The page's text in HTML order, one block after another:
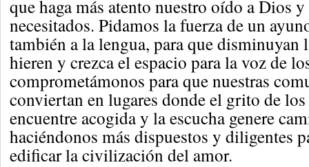
que haga más atento nuestro oído a Dios
necesitados. Pidamos la fuerza de un
también a la lengua, para que disminuyan
hieren y crezca el espacio para la voz de
comprometámonos para que nuestras
conviertan en lugares donde el grito de
encuentre acogida y la escucha genere
haciéndonos más dispuestos y diligentes
edificar la civilización del amor.